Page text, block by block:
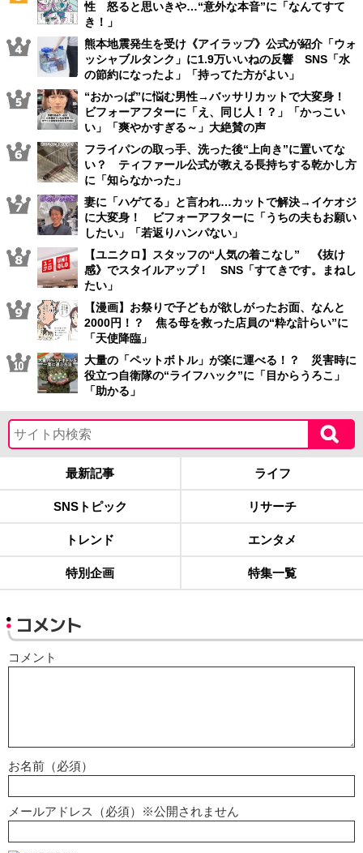
性 怒ると思いきや…“意外な本音”に「なんてすて
き！」
熊本地震発生を受け《アイラップ》公式が紹介「ウォ
ッシャブルタンク」に1.9万いいねの反響 SNS「水
の節約になったよ」「持ってた方がよい」
“おかっぱ”に悩む男性→バッサリカットで大変身！
ビフォーアフターに「え、同じ人！？」「かっこい
い」「爽やかすぎる～」大絶賛の声
フライパンの取っ手、洗った後“上向き”に置いてな
い？ ティファール公式が教える長持ちする乾かし方
に「知らなかった」
妻に「ハゲてる」と言われ…カットで解決→イケオジ
に大変身！ ビフォーアフターに「うちの夫もお願い
したい」「若返りハンパない」
【ユニクロ】スタッフの“人気の着こなし” 《抜け
感》でスタイルアップ！ SNS「すてきです。まねし
たい」
【漫画】お祭りで子どもが欲しがったお面、なんと
2000円！？ 焦る母を救った店員の“粋な計らい”に
「天使降臨」
大量の「ペットボトル」が楽に運べる！？ 災害時に
役立つ自衛隊の“ライフハック”に「目からうろこ」
「助かる」
最新記事 ライフ
SNSトピック リサーチ
トレンド エンタメ
特別企画 特集一覧
コメント
コメント
お名前（必須）
メールアドレス（必須）※公開されません